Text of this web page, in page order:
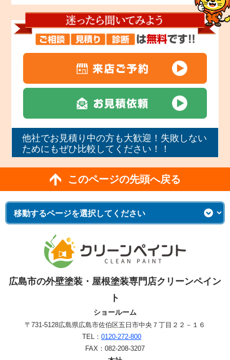
他社でお見積り中の方も大歓迎！失敗しない
ためにもぜひ比較してください！！
このページの先頭へ戻る
広島市の外壁塗装・屋根塗装専門店クリーンペイン
ト
ショールーム
〒731-5128広島県広島市佐伯区五日市中央７丁目２２－１６
TEL： 0120-272-800
FAX：082-208-3207